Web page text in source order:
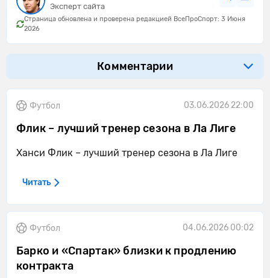
Эксперт сайта
Страница обновлена и проверена редакцией ВсеПроСпорт: 3 Июня
2026
Комментарии
Футбол 03.06.2026 22:00
Флик – лучший тренер сезона в Ла Лиге
Ханси Флик – лучший тренер сезона в Ла Лиге
Читать
Футбол 04.06.2026 00:02
Барко и «Спартак» близки к продлению
контракта